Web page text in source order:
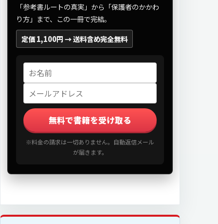
「参考書ルートの真実」から「保護者のかかわ
り方」まで、この一冊で完結。
定価 1,100円 →送料含め完全無料
無料で書籍を受け取る
※料金の請求は一切ありません。自動返信メール
が届きます。